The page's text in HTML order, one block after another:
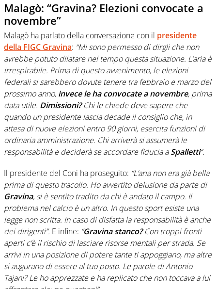
Malagò: “Gravina? Elezioni convocate a
novembre”
Malagò ha parlato della conversazione con il presidente
della FIGC Gravina: “Mi sono permesso di dirgli che non
avrebbe potuto dilatare nel tempo questa situazione. L’aria è
irrespirabile. Prima di questo avvenimento, le elezioni
federali si sarebbero dovute tenere tra febbraio e marzo del
prossimo anno, invece le ha convocate a novembre, prima
data utile. Dimissioni?Chi le chiede deve sapere che
quando un presidente lascia decade il consiglio che, in
attesa di nuove elezioni entro 90 giorni, esercita funzioni di
ordinaria amministrazione. Chi arriverà si assumerà le
responsabilità e deciderà se accordare fiducia aSpalletti“.
Il presidente del Coni ha proseguito: “L’aria non era già bella
prima di questo tracollo. Ho avvertito delusione da parte di
Gravina, si è sentito tradito da chi è andato il campo. Il
problema nel calcio è un altro. In questo sport esiste una
legge non scritta. In caso di disfatta la responsabilità è anche
dei dirigenti”. E infine: “Gravina stanco?Con troppi fronti
aperti c’è il rischio di lasciare risorse mentali per strada. Se
arrivi in una posizione di potere tante ti appoggiano, ma altre
si augurano di essere al tuo posto. Le parole di Antonio
Tajani? Le ho apprezzate e ha replicato che non toccava a lui